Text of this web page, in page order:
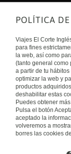
Sobre
Quiénes somos
Financiación
Sostenibilidad
Turismo
Tarjeta El Corte
Trabaja con
El Corte Inglés
Canal Ético
Enlaces de
Guías de viaje
Catálogos
Auto check-in
Condiciones
Política de
Política de
Accesibilidad
Empresas/
Internacional
España
Visita nuestro
Blog de Viajes
POLÍTICA
Viajes El Corte
para fines
la web, así como
(tanto general
a partir de tu
optimizar la web y
productos
deshabilitar estas
Puedes obtener
Pulsa el botón
aceptado la
volveremos a
borres las cookies